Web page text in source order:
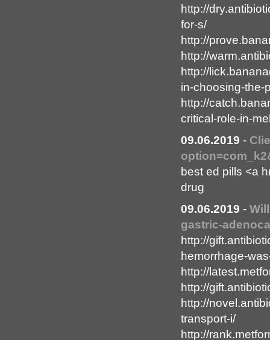
http://
for-s/
http://
http://
http://
in-choosing-the-
http://
critical-role-in-
09.06.2019 -
best ed pills <a
drug
09.06.2019 -
gastric-
http://
hemorrhage-
http://
http://
http://
transport-i/
http://